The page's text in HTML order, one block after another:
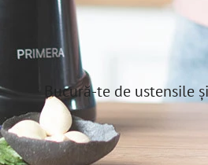
Bucură-te de ustensile